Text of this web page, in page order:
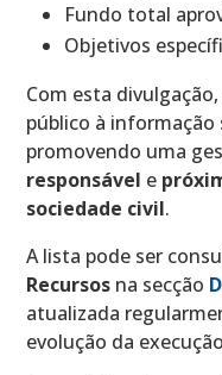
Fundo total
Objetivos
Com esta
público à informação
promovendo uma
responsável e
sociedade civil.
A lista pode ser
Recursos na secção
atualizada
evolução da